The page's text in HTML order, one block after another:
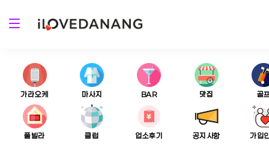
가라오케 마사지 BAR 맛집 골
풀빌라 클럽 업소후기 공지사항 가입